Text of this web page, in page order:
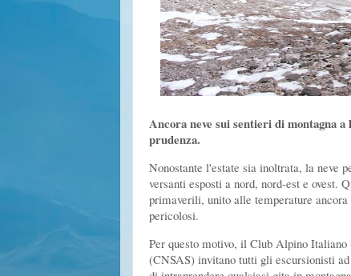
Ancora neve sui sentieri di montagna
prudenza.
Nonostante l'estate sia inoltrata, la neve
versanti esposti a nord, nord-est e ovest.
primaverili, unito alle temperature
pericolosi.
Per questo motivo, il Club Alpino
(CNSAS) invitano tutti gli escursionisti